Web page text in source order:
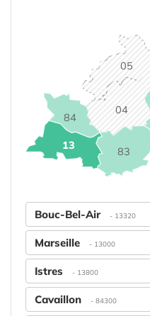
04
05
13 83
84
Bouc-Bel-Air - 13320
Marseille - 13000
Istres - 13800
Cavaillon - 84300